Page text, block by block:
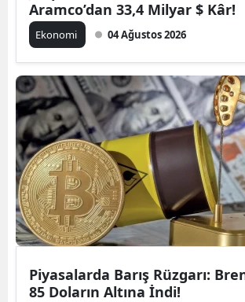
Aramco’dan 33,4 Milyar $ Kâr!
Ekonomi 04 Ağustos 2026
Piyasalarda Barış Rüzgarı:
85 Doların Altına İndi!